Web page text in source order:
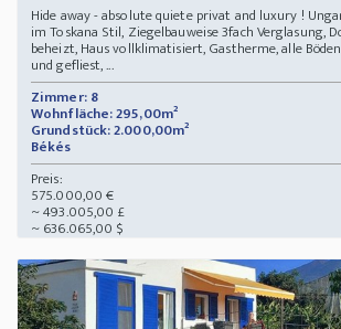
Hide away - absolute quiete privat and luxury !
im Toskana Stil, Ziegelbauweise 3fach Verglasung,
beheizt, Haus vollklimatisiert, Gastherme, alle
und gefliest, ...
Zimmer: 8
Wohnfläche: 295,00m²
Grundstück: 2.000,00m²
Békés
Preis:
575.000,00 €
~ 493.005,00 £
~ 636.065,00 $